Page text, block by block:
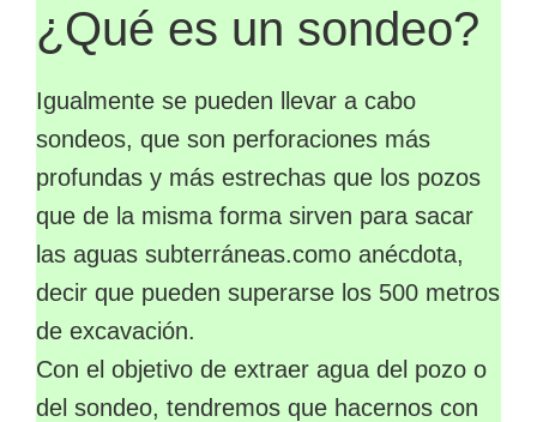
¿Qué es un sondeo?
Igualmente se pueden llevar a cabo
sondeos, que son perforaciones más
profundas y más estrechas que los pozos
que de la misma forma sirven para sacar
las aguas subterráneas.como anécdota,
decir que pueden superarse los 500 metros
de excavación.
Con el objetivo de extraer agua del pozo o
del sondeo, tendremos que hacernos con